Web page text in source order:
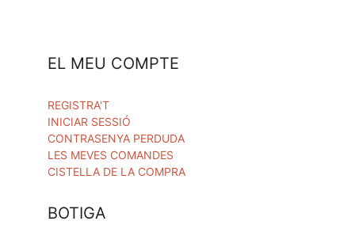
EL MEU COMPTE
REGISTRA'T
INICIAR SESSIÓ
CONTRASENYA PERDUDA
LES MEVES COMANDES
CISTELLA DE LA COMPRA
BOTIGA